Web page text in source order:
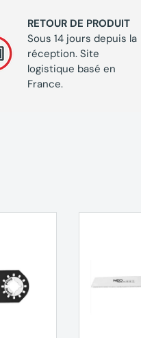
RETOUR DE PRODUIT
Sous 14 jours depuis la
réception. Site
logistique basé en
France.